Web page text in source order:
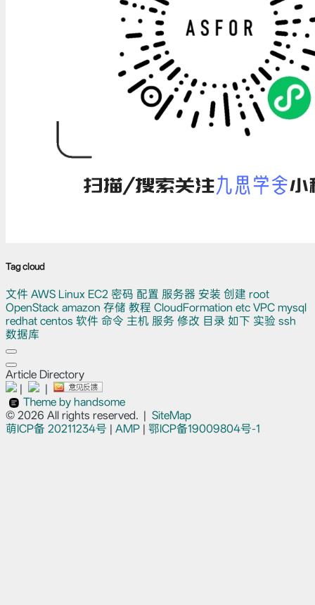
Tag cloud
文件 AWS Linux EC2 密码 配置 服务器 安装 创建 root
OpenStack amazon 存储 教程 CloudFormation etc VPC mysql
redhat centos 软件 命令 主机 服务 修改 目录 如下 实验 ssh
数据库
Article Directory
|
|
Theme by handsome
© 2026 All rights reserved. | SiteMap
萌ICP备 20211234号 | AMP | 鄂ICP备19009804号-1